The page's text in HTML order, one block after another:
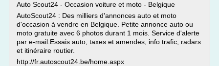
Auto Scout24 - Occasion voiture et moto - Belgique
AutoScout24 : Des milliers d'annonces auto et moto
d'occasion à vendre en Belgique. Petite annonce auto ou
moto gratuite avec 6 photos durant 1 mois. Service d'alerte
par e-mail.Essais auto, taxes et amendes, info trafic, radars
et itinéraire routier.
http://fr.autoscout24.be/home.aspx